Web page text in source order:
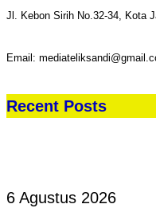
Jl. Kebon Sirih No.32-34, Kota
Email:
Recent Posts
6 Agustus 2026